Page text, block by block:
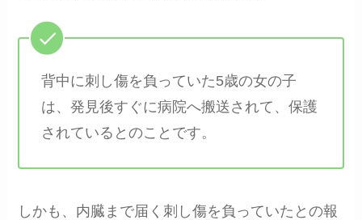
背中に刺し傷を負っていた5歳の女の子
は、発見後すぐに病院へ搬送されて、保護
されているとのことです。
しかも、内臓まで届く刺し傷を負っていたとの報